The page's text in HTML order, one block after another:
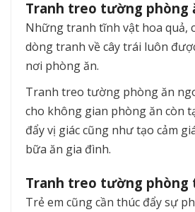
Tranh treo tường phòng
Những tranh tĩnh vật hoa quả,
dòng tranh về cây trái luôn
nơi phòng ăn.
Tranh treo tường phòng ăn
cho không gian phòng ăn còn
đẩy vị giác cũng như tạo cảm
bữa ăn gia đình.
Tranh treo tường phòng
Trẻ em cũng cần thúc đẩy sự